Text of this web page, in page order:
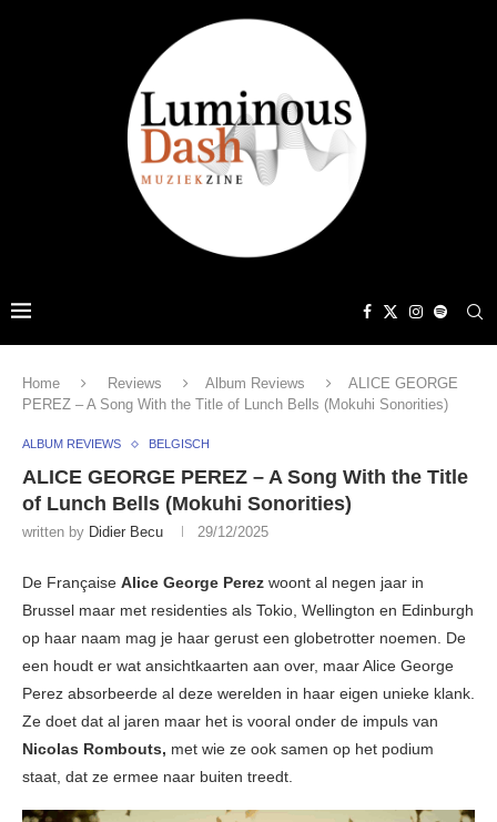
Home Reviews Album Reviews
ALICE GEORGE
PEREZ – A Song With the Title of Lunch Bells (Mokuhi Sonorities)
ALBUM REVIEWS BELGISCH
ALICE GEORGE PEREZ – A Song With the Title
of Lunch Bells (Mokuhi Sonorities)
written by Didier Becu 29/12/2025
De Française Alice George Perez woont al negen jaar in
Brussel maar met residenties als Tokio, Wellington en Edinburgh
op haar naam mag je haar gerust een globetrotter noemen. De
een houdt er wat ansichtkaarten aan over, maar Alice George
Perez absorbeerde al deze werelden in haar eigen unieke klank.
Ze doet dat al jaren maar het is vooral onder de impuls van
Nicolas Rombouts, met wie ze ook samen op het podium
staat, dat ze ermee naar buiten treedt.